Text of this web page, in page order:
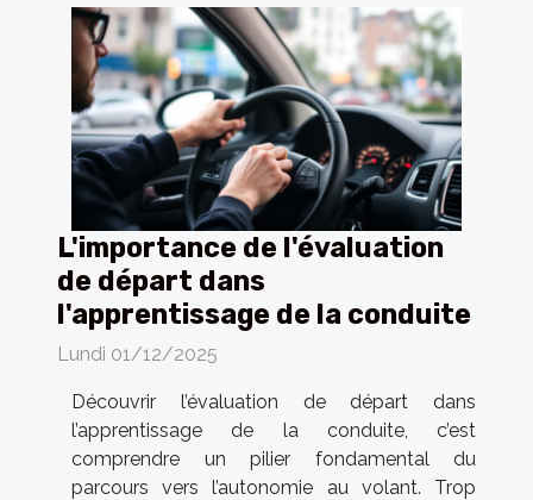
L'importance de l'évaluation
de départ dans
l'apprentissage de la conduite
Lundi 01/12/2025
Découvrir l’évaluation de départ dans
l’apprentissage de la conduite, c’est
comprendre un pilier fondamental du
parcours vers l’autonomie au volant. Trop